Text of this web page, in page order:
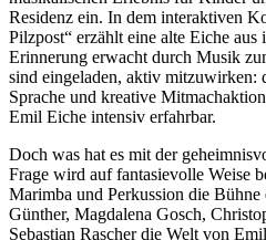
Residenz ein. In dem interaktiven
Pilzpost“ erzählt eine alte Eiche
Erinnerung erwacht durch Musik
sind eingeladen, aktiv mitzuwirken:
Sprache und kreative
Emil Eiche intensiv erfahrbar.
Doch was hat es mit der
Frage wird auf fantasievolle Weise
Marimba und Perkussion die
Günther, Magdalena Gosch,
Sebastian Rascher die Welt von